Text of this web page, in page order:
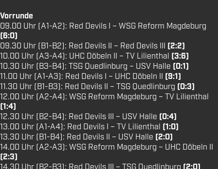
Vorrunde
09.00 Uhr (A1-A2): Red Devils I – WSG Reform Magdeburg
(6:0)
09.30 Uhr (B1-B2): Red Devils II – Red Devils III (2:2)
10.00 Uhr (A3-A4): UHC Döbeln II – TV Lilienthal (3:6)
10.30 Uhr (B3-B4): TSG Quedlinburg – USV Halle (0:1)
11.00 Uhr (A1-A3): Red Devils I – UHC Döbeln II (9:1)
11.30 Uhr (B1-B3): Red Devils II – TSG Quedlinburg (0:3)
12.00 Uhr (A2-A4): WSG Reform Magdeburg – TV Lilienthal
(1:4)
12.30 Uhr (B2-B4): Red Devils III – USV Halle (0:4)
13.00 Uhr (A1-A4): Red Devils I – TV Lilienthal (1:0)
13.30 Uhr (B1-B4): Red Devils II – USV Halle (2:0)
14.00 Uhr (A2-A3): WSG Reform Magdeburg – UHC Döbeln II
(2:3)
14.30 Uhr (B2-B3): Red Devils III – TSG Quedlinburg